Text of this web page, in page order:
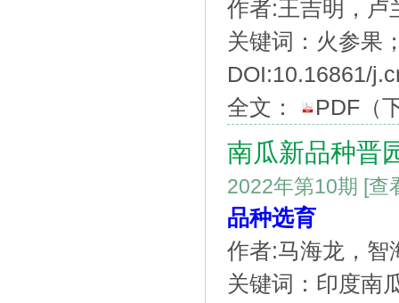
作者:王吉明，卢
关键词：火参果
DOI:10.16861/
全文：
PDF （
南瓜新品种晋
2022年第10期 [查
品种选育
作者:马海龙，智
关键词：印度南